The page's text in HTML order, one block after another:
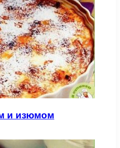
и изюмом